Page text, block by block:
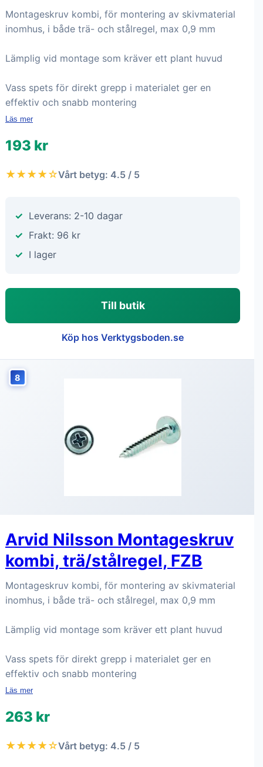
Montageskruv kombi, för montering av skivmaterial
inomhus, i både trä- och stålregel, max 0,9 mm
Lämplig vid montage som kräver ett plant huvud
Vass spets för direkt grepp i materialet ger en
effektiv och snabb montering
Läs mer
193 kr
★★★★☆Vårt betyg: 4.5 / 5
Leverans: 2-10 dagar
Frakt: 96 kr
I lager
Till butik
Köp hos Verktygsboden.se
8
Arvid Nilsson Montageskruv
kombi, trä/stålregel, FZB
Montageskruv kombi, för montering av skivmaterial
inomhus, i både trä- och stålregel, max 0,9 mm
Lämplig vid montage som kräver ett plant huvud
Vass spets för direkt grepp i materialet ger en
effektiv och snabb montering
Läs mer
263 kr
★★★★☆Vårt betyg: 4.5 / 5